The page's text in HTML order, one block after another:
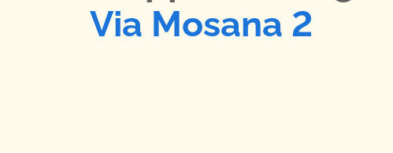
Via Mosana 2